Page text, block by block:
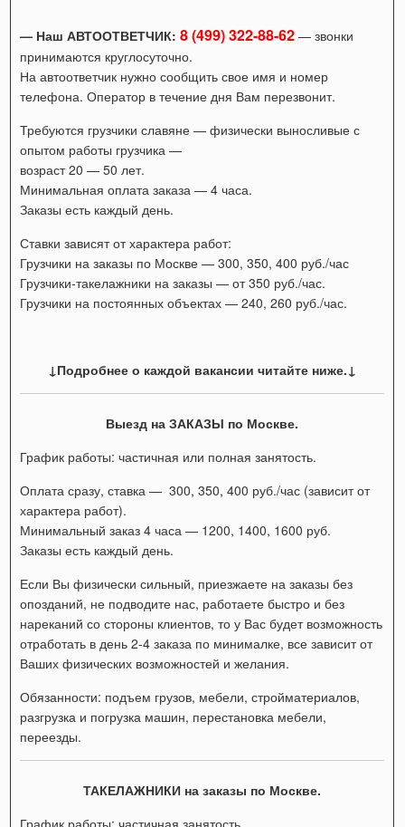
— Наш АВТООТВЕТЧИК:8 (499) 322-88-62 — звонки
принимаются круглосуточно.
На автоответчик нужно сообщить свое имя и номер
телефона. Оператор в течение дня Вам перезвонит.
Требуются грузчики славяне — физически выносливые с
опытом работы грузчика —
возраст 20 — 50 лет.
Минимальная оплата заказа — 4 часа.
Заказы есть каждый день.
Ставки зависят от характера работ:
Грузчики на заказы по Москве — 300, 350, 400 руб./час
Грузчики-такелажники на заказы — от 350 руб./час.
Грузчики на постоянных объектах — 240, 260 руб./час.
↓Подробнее о каждой вакансии читайте ниже.↓
Выезд на ЗАКАЗЫ по Москве.
График работы: частичная или полная занятость.
Оплата сразу, ставка — 300, 350, 400 руб./час (зависит от
характера работ).
Минимальный заказ 4 часа — 1200, 1400, 1600 руб.
Заказы есть каждый день.
Если Вы физически сильный, приезжаете на заказы без
опозданий, не подводите нас, работаете быстро и без
нареканий со стороны клиентов, то у Вас будет возможность
отработать в день 2-4 заказа по минималке, все зависит от
Ваших физических возможностей и желания.
Обязанности: подъем грузов, мебели, стройматериалов,
разгрузка и погрузка машин, перестановка мебели,
переезды.
ТАКЕЛАЖНИКИ на заказы по Москве.